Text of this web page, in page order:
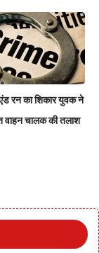
रन का शिकार युवक ने
वाहन चालक की तलाश